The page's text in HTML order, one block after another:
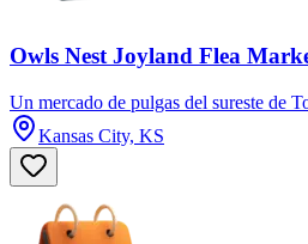
Owls Nest Joyland Flea
Un mercado de pulgas del sureste de
Kansas City, KS